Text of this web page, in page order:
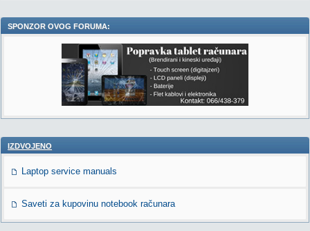
SPONZOR OVOG FORUMA:
IZDVOJENO
Laptop service manuals
Saveti za kupovinu notebook računara